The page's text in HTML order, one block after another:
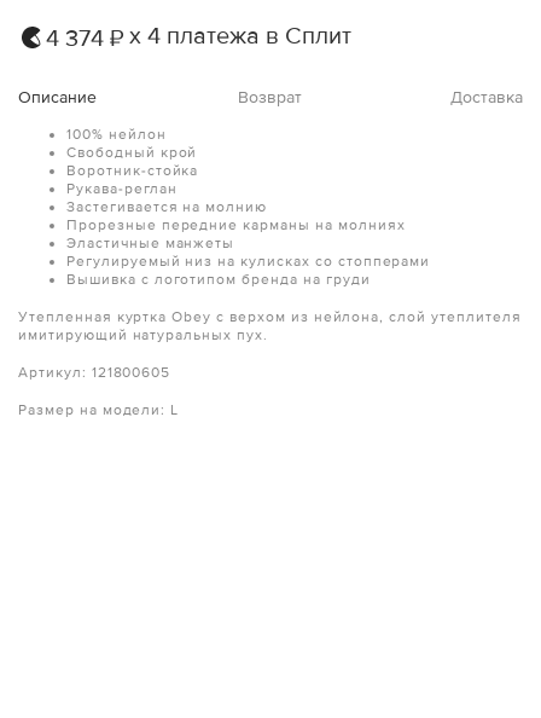
4 374 ₽ х 4 платежа в Сплит
Описание Возврат Доставка
100% нейлон
Свободный крой
Воротник-стойка
Рукава-реглан
Застегивается на молнию
Прорезные передние карманы на молниях
Эластичные манжеты
Регулируемый низ на кулисках со стопперами
Вышивка с логотипом бренда на груди
Утепленная куртка Obey с верхом из нейлона, слой утеплителя
имитирующий натуральных пух.
Артикул: 121800605
Размер на модели: L